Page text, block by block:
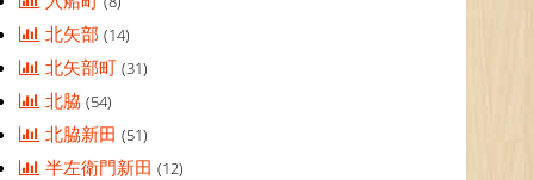
北矢部(14)
北矢部町(31)
北脇(54)
北脇新田(51)
半左衛門新田(12)